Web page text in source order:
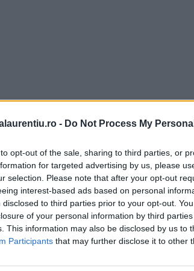
- Do Not Process My
opt-out of the sale, sharing to third parties, or
for targeted advertising by us, please
selection. Please note that after your opt-out
interest-based ads based on personal
disclosed to third parties prior to your opt-out.
of your personal information by third
This information may also be disclosed by us to
Participants that may further disclose it to other